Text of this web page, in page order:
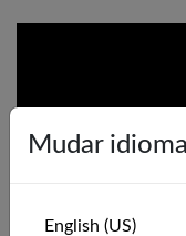
Mudar idioma
English (US)